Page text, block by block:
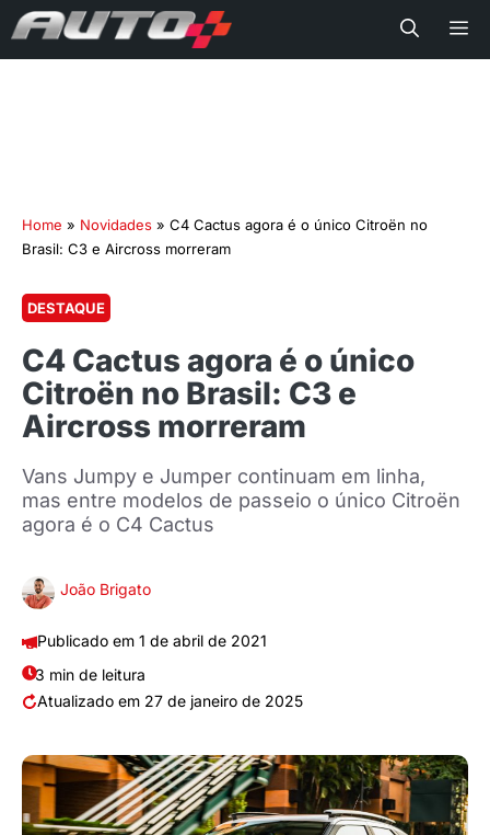
Home » Novidades » C4 Cactus agora é o único Citroën no
Brasil: C3 e Aircross morreram
DESTAQUE
C4 Cactus agora é o único
Citroën no Brasil: C3 e
Aircross morreram
Vans Jumpy e Jumper continuam em linha,
mas entre modelos de passeio o único Citroën
agora é o C4 Cactus
João Brigato
1 de abril de 2021
3 min de leitura
27 de janeiro de 2025